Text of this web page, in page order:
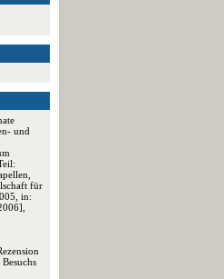
und
für
in: